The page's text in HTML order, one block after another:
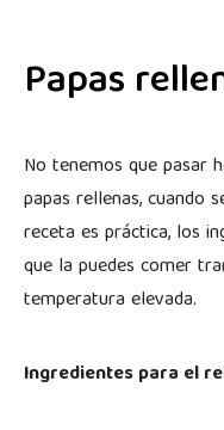
Papas
No tenemos que pasar
papas rellenas, cuando
receta es práctica, los
que la puedes comer
temperatura elevada.
Ingredientes para el